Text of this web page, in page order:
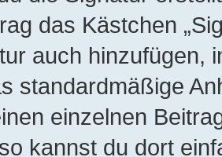
das Kästchen
auch hinzufügen,
standardmäßige
einzelnen
kannst du dort